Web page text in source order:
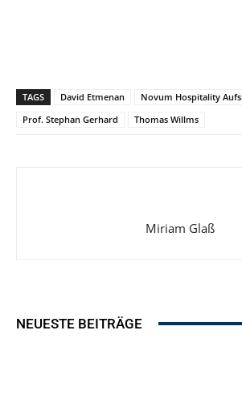
TAGS David Etmenan
Novum Hospitality
Prof. Stephan Gerhard
Thomas Willms
Miriam Glaß
NEUESTE BEITRÄGE